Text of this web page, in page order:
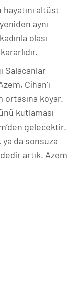
hayatını altüst
aynı
olası
Salacanlar
Cihan’ı
koyar.
kutlaması
gelecektir.
da sonsuza
artık. Azem